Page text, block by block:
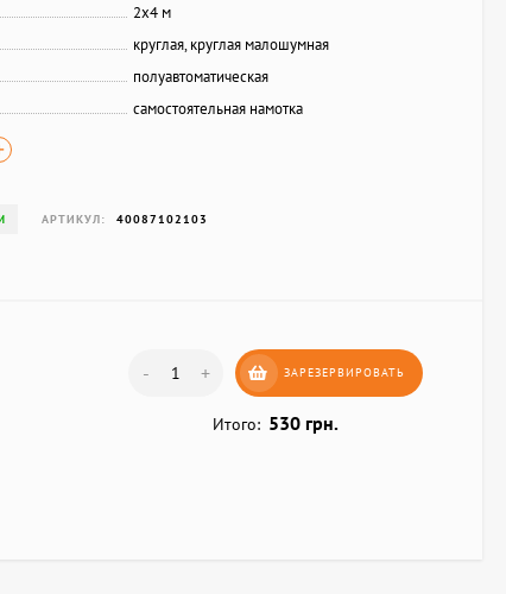
2х4 м
круглая, круглая малошумная
полуавтоматическая
самостоятельная намотка
АРТИКУЛ: 40087102103
- + ЗАРЕЗЕРВИРОВАТЬ
Итого: 530 грн.